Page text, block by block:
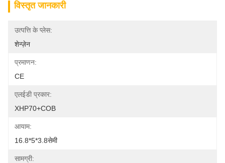
विस्तृत जानकारी
उत्पत्ति के प्लेस:
शेन्ज़ेन
प्रमाणन:
CE
एलईडी प्रकार:
XHP70+COB
आयाम:
16.8*5*3.8सेमी
सामग्री: